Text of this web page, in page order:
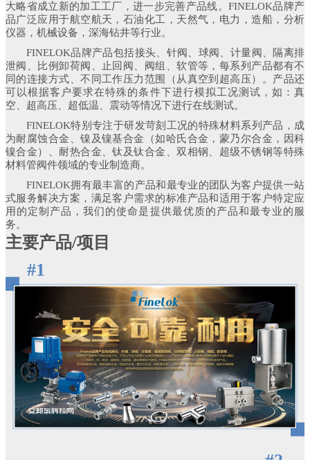
大略省成立新的加工工厂，进一步完善产品线。FINELOK品牌产
品广泛应用于航空航天，石油化工，天然气，电力，造船，分析
仪器，机械设备，深海钻井等行业。
FINELOK品牌产品包括接头、针阀、球阀、计量阀、隔离排
泄阀、比例卸荷阀、止回阀、阀组、软管等，每系列产品都有不
同的连接方式、不同工作压力范围（从真空到超高压）。产品还
可以根据客户要求在特殊的条件下进行模拟工况测试，如：真
空、超高压、超低温、震动等情况下进行在线测试。
FINELOK特别专注于研发苛刻工况的特殊材料系列产品，成
为耐腐蚀合金、镍及镍基合金（如哈氏合金，蒙乃尔合金，因科
镍合金）、耐热合金、钛及钛合金、双相钢、超级不锈钢等特殊
材料管阀件领域的专业制造商。
FINELOK拥有最丰富的产品和最专业的团队为客户提供一站
式服务解决方案，满足客户需求的标准产品和适用于客户特定应
用的定制产品，我们的使命是提供最优质的产品和最专业的服
务。
主要产品/项目
#1